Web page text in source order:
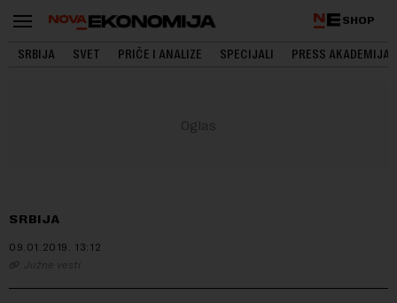
SHOP
SRBIJA SVET PRIČE I ANALIZE SPECIJALI PRESS AKADEMIJA
SRBIJA
09.01.2019. 13:12
Južne vesti